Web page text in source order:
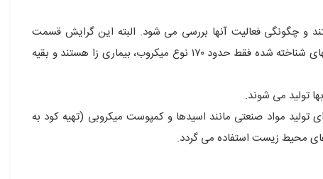
و چگونگی فعالیت آنها بررسی می شود. البته این گرایش قسمت
کوچکی از علم میکروبیولوژی را به خود اختصاص می دهد چرا که از میان میکروبهای شناخته شده فقط حدود ۱۷۰ نوع میکروب، بیماری زا هستند و بقیه
تولید می شوند.
تولید مواد صنعتی مانند اسیدها و کمپوست میکروبی (تهیه کود به
های محیط زیست استفاده می گردد.